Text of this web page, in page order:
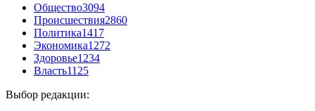
Общество3094
Происшествия2860
Политика1417
Экономика1272
Здоровье1234
Власть1125
Выбор редакции: